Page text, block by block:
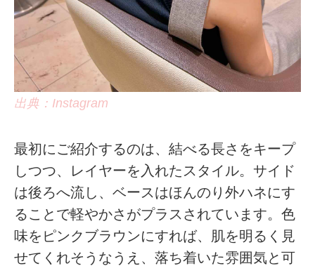
出典：Instagram
最初にご紹介するのは、結べる長さをキープ
しつつ、レイヤーを入れたスタイル。サイド
は後ろへ流し、ベースはほんのり外ハネにす
ることで軽やかさがプラスされています。色
味をピンクブラウンにすれば、肌を明るく見
せてくれそうなうえ、落ち着いた雰囲気と可